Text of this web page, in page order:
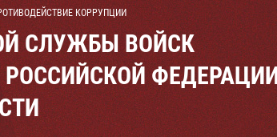
КОРРУПЦИИ
СЛУЖБЫ ВОЙСК